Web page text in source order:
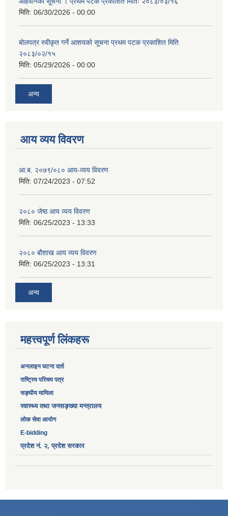
मिति: 06/30/2026 - 00:00
बोलपत्र स्वीकृत गर्ने आशयको सूचना प्रथम पटक प्रकाशित मिति
२०८३/०२/१५
मिति: 05/29/2026 - 00:00
अन्य
आय व्यय विवरण
आ.ब. २०७९/०८० आय-व्यय विवरण
मिति: 07/24/2023 - 07:52
२०८० जेष्ठ आय व्यय विवरण
मिति: 06/25/2023 - 13:33
२०८० बौशाख आय व्यय विवरण
मिति: 06/25/2023 - 13:31
अन्य
महत्त्वपूर्ण लिंकहरू
अनलाइन घटना दर्ता
‎राष्ट्रिय परिचय पत्र
सङ्‍घीय मामिला
स्वास्थ्य तथा जनसङ्ख्या मन्त्रालय
लोक सेवा आयोग
E-bidding
प्रदेश नं. २, प्रदेश सरकार